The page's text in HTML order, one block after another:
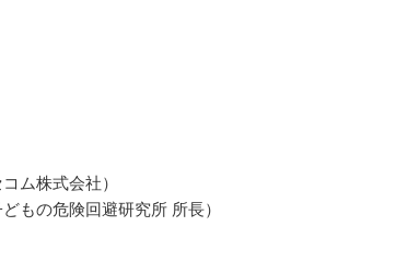
ム株式会社）
もの危険回避研究所 所長）